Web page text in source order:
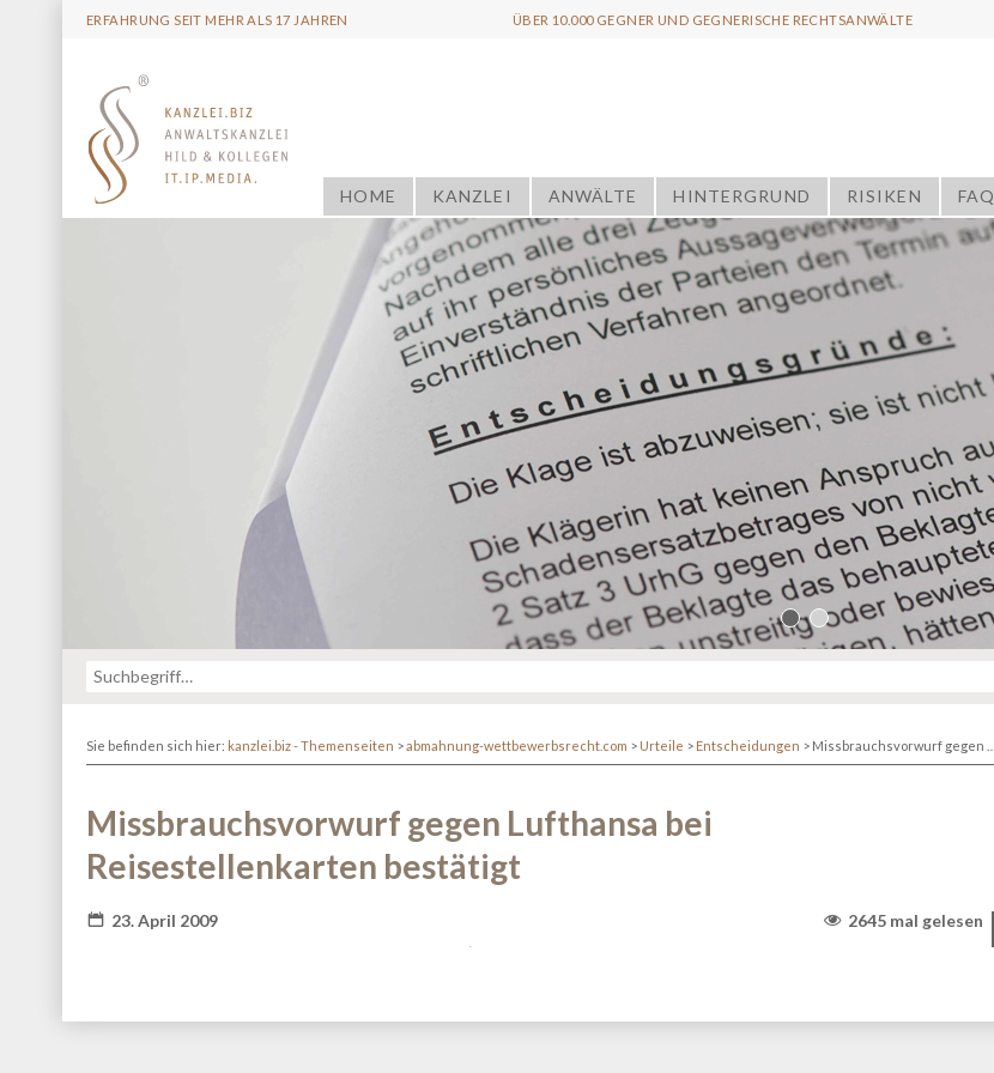
ERFAHRUNG SEIT MEHR ALS 17 JAHREN ÜBER 10.000 GEGNER UND GEGNERISCHE RECHTSANWÄLTE
HOME KANZLEI ANWÄLTE HINTERGRUND RISIKEN FAQ
Sie befinden sich hier: kanzlei.biz - Themenseiten > abmahnung-wettbewerbsrecht.com > Urteile > Entscheidungen > Missbrauchsvorwurf gegen Lufthansa bei Reisestellenkarten bestätigt
Missbrauchsvorwurf gegen Lufthansa bei
Reisestellenkarten bestätigt
23. April 2009
2645 mal gelesen
: Redefinition of parameter $_ in